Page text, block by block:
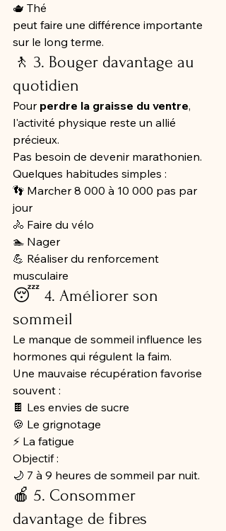
🫖 Thé
peut faire une différence importante
sur le long terme.
🚶 3. Bouger davantage au
quotidien
Pour perdre la graisse du ventre,
l'activité physique reste un allié
précieux.
Pas besoin de devenir marathonien.
Quelques habitudes simples :
👣 Marcher 8 000 à 10 000 pas par
jour
🚴 Faire du vélo
🏊 Nager
💪 Réaliser du renforcement
musculaire
😴 4. Améliorer son
sommeil
Le manque de sommeil influence les
hormones qui régulent la faim.
Une mauvaise récupération favorise
souvent :
🍫 Les envies de sucre
🍪 Le grignotage
⚡ La fatigue
Objectif :
🌙 7 à 9 heures de sommeil par nuit.
🍎 5. Consommer
davantage de fibres